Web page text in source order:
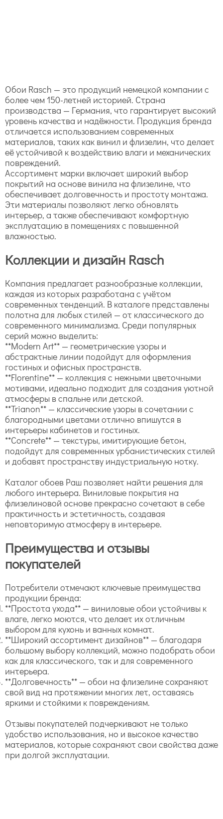
Обои Rasch — это продукций немецкой компании с
более чем 150-летней историей. Страна
производства — Германия, что гарантирует высокий
уровень качества и надёжности. Продукция бренда
отличается использованием современных
материалов, таких как винил и флизелин, что делает
её устойчивой к воздействию влаги и механических
повреждений.
Ассортимент марки включает широкий выбор
покрытий на основе винила на флизелине, что
обеспечивает долговечность и простоту монтажа.
Эти материалы позволяют легко обновлять
интерьер, а также обеспечивают комфортную
эксплуатацию в помещениях с повышенной
влажностью.
Коллекции и дизайн Rasch
Компания предлагает разнообразные коллекции,
каждая из которых разработана с учётом
современных тенденций. В каталоге представлены
полотна для любых стилей — от классического до
современного минимализма. Среди популярных
серий можно выделить:
**Modern Art** — геометрические узоры и
абстрактные линии подойдут для оформления
гостиных и офисных пространств.
**Florentine** — коллекция с нежными цветочными
мотивами, идеально подходит для создания уютной
атмосферы в спальне или детской.
**Trianon** — классические узоры в сочетании с
благородными цветами отлично впишутся в
интерьеры кабинетов и гостиных.
**Concrete** — текстуры, имитирующие бетон,
подойдут для современных урбанистических стилей
и добавят пространству индустриальную нотку.
Каталог обоев Раш позволяет найти решения для
любого интерьера. Виниловые покрытия на
флизелиновой основе прекрасно сочетают в себе
практичность и эстетичность, создавая
неповторимую атмосферу в интерьере.
Преимущества и отзывы
покупателей
Потребители отмечают ключевые преимущества
продукции бренда:
**Простота ухода** — виниловые обои устойчивы к
влаге, легко моются, что делает их отличным
выбором для кухонь и ванных комнат.
**Широкий ассортимент дизайнов** — благодаря
большому выбору коллекций, можно подобрать обои
как для классического, так и для современного
интерьера.
**Долговечность** — обои на флизелине сохраняют
свой вид на протяжении многих лет, оставаясь
яркими и стойкими к повреждениям.
Отзывы покупателей подчеркивают не только
удобство использования, но и высокое качество
материалов, которые сохраняют свои свойства даже
при долгой эксплуатации.